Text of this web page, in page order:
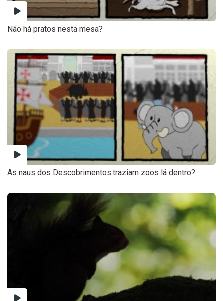
Não há pratos nesta mesa?
As naus dos Descobrimentos traziam zoos lá dentro?